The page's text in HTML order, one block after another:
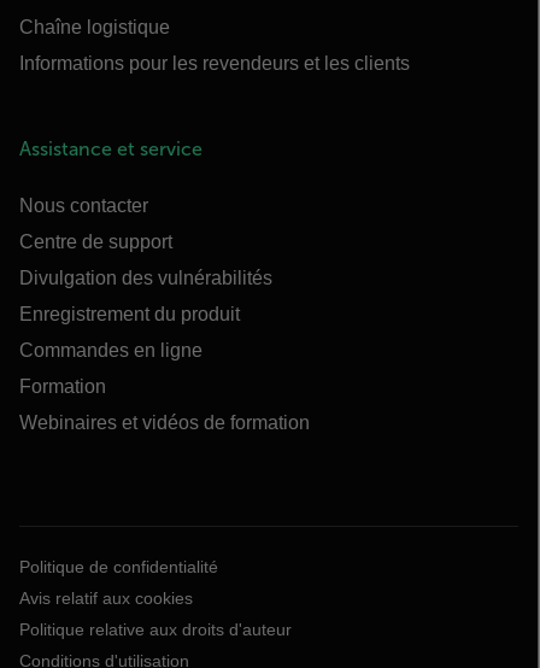
Chaîne logistique
Informations pour les revendeurs et les clients
Assistance et service
Nous contacter
Centre de support
Divulgation des vulnérabilités
Enregistrement du produit
Commandes en ligne
Formation
Webinaires et vidéos de formation
Politique de confidentialité
Avis relatif aux cookies
Politique relative aux droits d'auteur
Conditions d'utilisation